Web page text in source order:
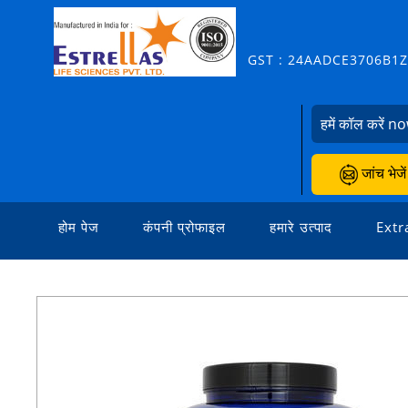
GST :
हमें कॉल करें
जांच भेजें
होम पेज कंपनी प्रोफाइल हमारे उत्पाद